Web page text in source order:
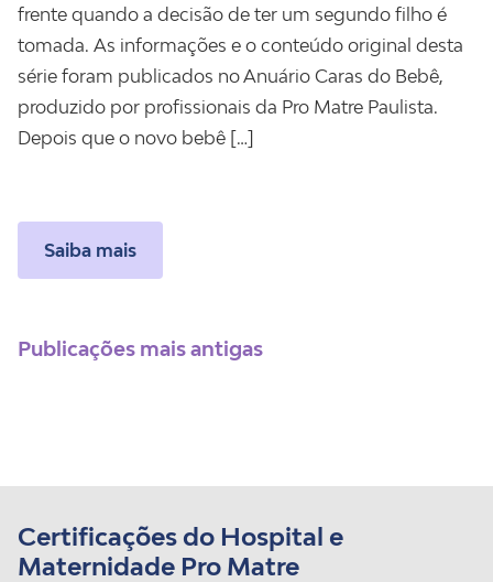
frente quando a decisão de ter um segundo filho é
tomada. As informações e o conteúdo original desta
série foram publicados no Anuário Caras do Bebê,
produzido por profissionais da Pro Matre Paulista.
Depois que o novo bebê […]
Saiba mais
Navegação por posts
Publicações mais antigas
Certificações do Hospital e
Maternidade Pro Matre